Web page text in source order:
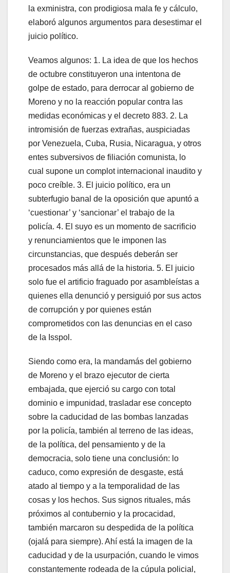
la exministra, con prodigiosa mala fe y cálculo,
elaboró algunos argumentos para desestimar el
juicio político.
Veamos algunos: 1. La idea de que los hechos
de octubre constituyeron una intentona de
golpe de estado, para derrocar al gobierno de
Moreno y no la reacción popular contra las
medidas económicas y el decreto 883. 2. La
intromisión de fuerzas extrañas, auspiciadas
por Venezuela, Cuba, Rusia, Nicaragua, y otros
entes subversivos de filiación comunista, lo
cual supone un complot internacional inaudito y
poco creíble. 3. El juicio político, era un
subterfugio banal de la oposición que apuntó a
‘cuestionar’ y ‘sancionar’ el trabajo de la
policía. 4. El suyo es un momento de sacrificio
y renunciamientos que le imponen las
circunstancias, que después deberán ser
procesados más allá de la historia. 5. El juicio
solo fue el artificio fraguado por asambleístas a
quienes ella denunció y persiguió por sus actos
de corrupción y por quienes están
comprometidos con las denuncias en el caso
de la Isspol.
Siendo como era, la mandamás del gobierno
de Moreno y el brazo ejecutor de cierta
embajada, que ejerció su cargo con total
dominio e impunidad, trasladar ese concepto
sobre la caducidad de las bombas lanzadas
por la policía, también al terreno de las ideas,
de la política, del pensamiento y de la
democracia, solo tiene una conclusión: lo
caduco, como expresión de desgaste, está
atado al tiempo y a la temporalidad de las
cosas y los hechos. Sus signos rituales, más
próximos al contubernio y la procacidad,
también marcaron su despedida de la política
(ojalá para siempre). Ahí está la imagen de la
caducidad y de la usurpación, cuando le vimos
constantemente rodeada de la cúpula policial,